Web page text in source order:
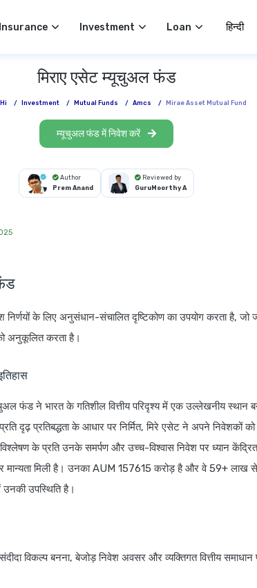
Insurance Investment Loan Select
मिराए एसेट म्यूचुअल फंड
Hi / Investment / Mutual Funds / Amcs / Mirae Asset Mutual Fund
म्यूचुअल फंड में निवेश करें
Author
Prem Anand
Reviewed by
GuruMoorthy A
के लिए अनुसंधान-संचालित दृष्टिकोण का उपयोग करता है, जो
अनुकूलित करता है।
फंड ने भारत के गतिशील वित्तीय परिदृश्य में एक उल्लेखनीय स्थान
दृढ़ प्रतिबद्धता के आधार पर निर्मित, मिरे एसेट ने अपने निवेशकों को
के प्रति उनके समर्पण और उच्च-विश्वास निवेश पर ध्यान
मान्यता मिली है। उनका AUM 157615 करोड़ है और वे 59+ लाख से
उपस्थिति है।
विकल्प बनना, बेजोड़ निवेश अवसर और व्यक्तिगत वित्तीय समाधान